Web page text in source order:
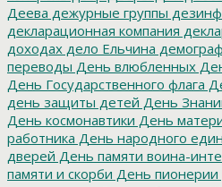
Деева дежурные группы
декларационная компания
доходах дело Ельчина
переводы День влюбленных
День Государственного флага
день защиты детей День
День космонавтики День
работника День народного
дверей День памяти воина-
памяти и скорби День пионерии